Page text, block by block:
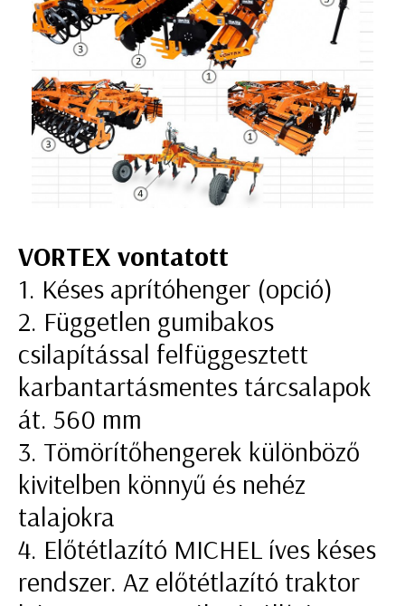
VORTEX vontatott
1. Késes aprítóhenger (opció)
2. Független gumibakos
csilapítással felfüggesztett
karbantartásmentes tárcsalapok
át. 560 mm
3. Tömörítőhengerek különböző
kivitelben könnyű és nehéz
talajokra
4. Előtétlazító MICHEL íves késes
rendszer. Az előtétlazító traktor